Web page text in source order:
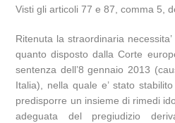
Visti gli articoli 77 e 87, comma 5,
Ritenuta la straordinaria
quanto disposto dalla Corte
sentenza dell’8 gennaio 2013
Italia), nella quale e’ stato
predisporre un insieme di rimedi
adeguata del pregiudizio